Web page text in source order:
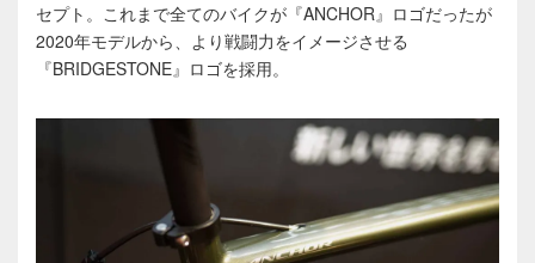
セプト。これまで全てのバイクが『ANCHOR』ロゴだったが
2020年モデルから、より戦闘力をイメージさせる
『BRIDGESTONE』ロゴを採用。